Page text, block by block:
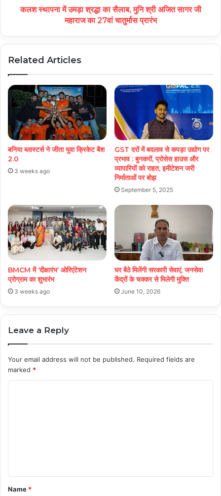
कलश स्थापना में उमड़ा श्रद्धा का सैलाब, मुनि श्री अजित सागर जी
महाराज का 27वां चातुर्मास प्रारंभ
Related Articles
बनिया ब्लास्टर्स ने जीता युवा क्रिकेट बैश
2.0
3 weeks ago
GST दरों में बदलाव से कपड़ा उद्योग पर
प्रभाव : बुनकरों, प्रोसेस हाउस और
व्यापारियों को राहत, इमीटेशन जरी
निर्माताओं पर बोझ
September 5, 2025
BMCM में ‘दीक्षारंभ’ ओरिएंटेशन
प्रोग्राम का शुभारंभ
3 weeks ago
घर बैठे मिलेंगी सरकारी सेवाएं, जनसेवा
केंद्रों के चक्कर से मिलेगी मुक्ति
June 10, 2026
Leave a Reply
Your email address will not be published. Required fields are
marked *
t
*
Name *